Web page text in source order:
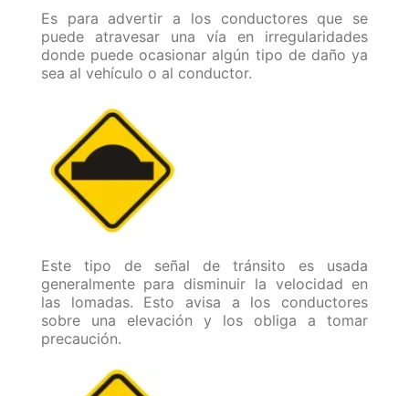
Es para advertir a los conductores que se
puede atravesar una vía en irregularidades
donde puede ocasionar algún tipo de daño ya
sea al vehículo o al conductor.
Este tipo de señal de tránsito es usada
generalmente para disminuir la velocidad en
las lomadas. Esto avisa a los conductores
sobre una elevación y los obliga a tomar
precaución.